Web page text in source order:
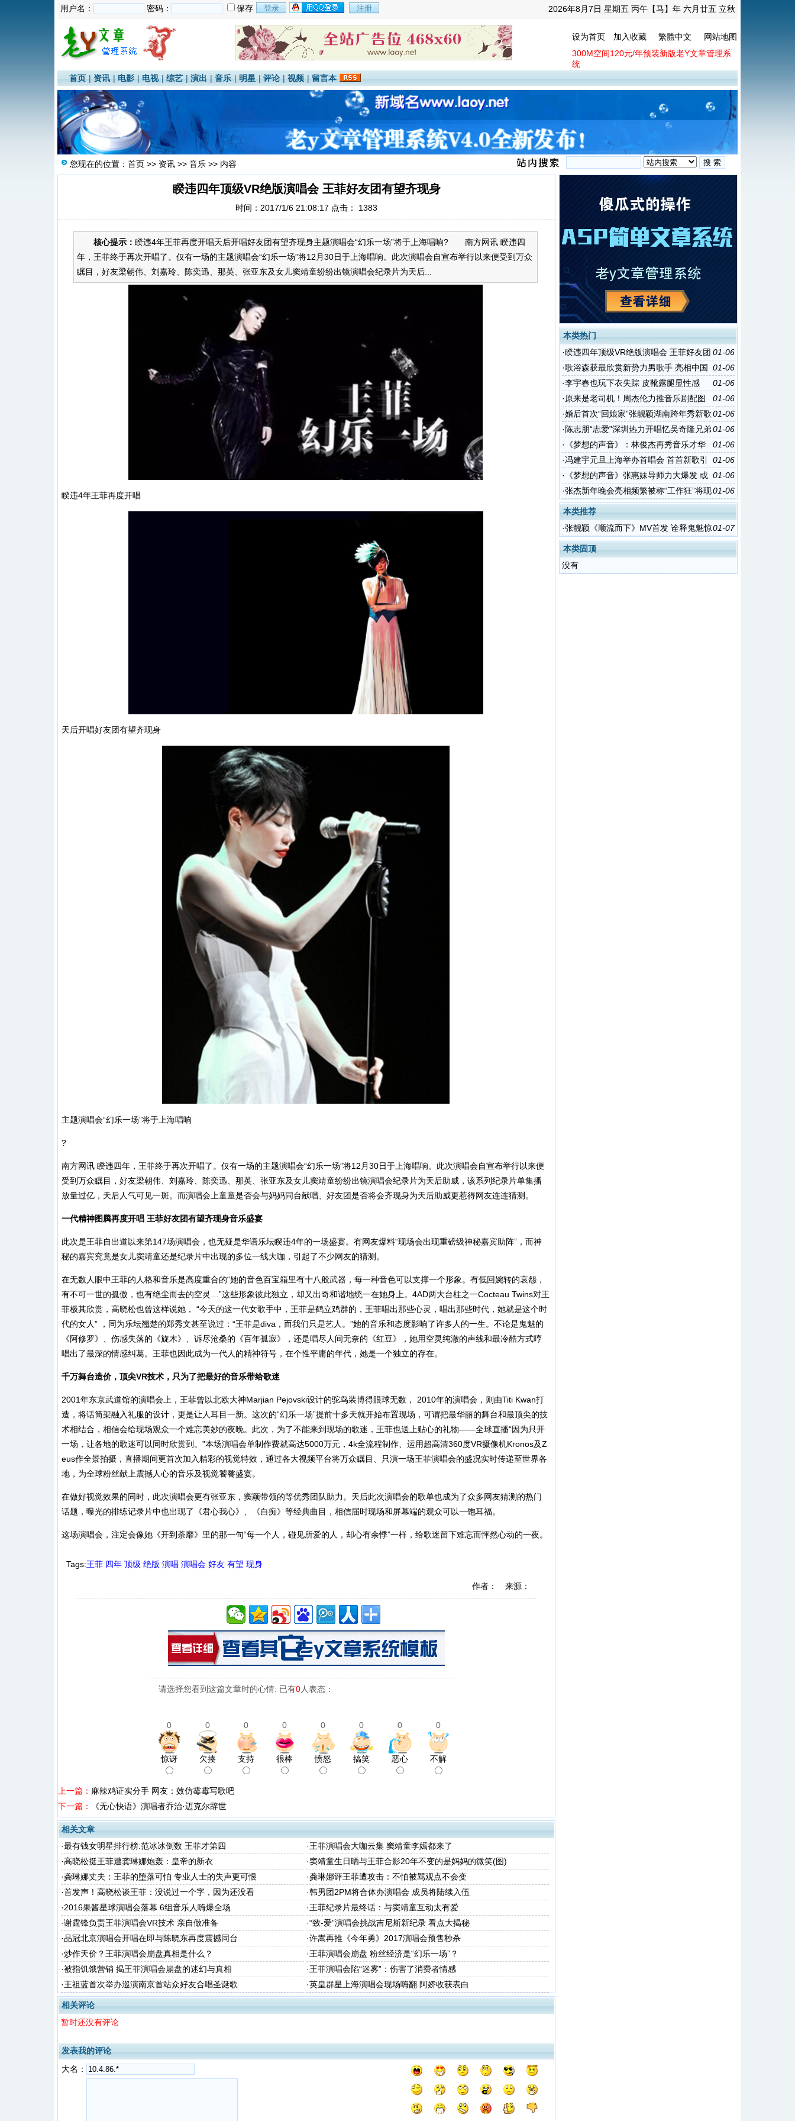
2026年8月7日 星期五 丙午【马】年 六月廿五 立秋
用户名： 密码： 保存
设为首页 加入收藏 繁體中文
网站地图
300M空间120元/年预装新版老Y文章管理系
统
首页 |资讯 |电影 |电视 |综艺 |演出 |音乐 |明星 |评论 |视频 |留言本
您现在的位置： 首页 >> 资讯 >> 音乐 >> 内容
睽违四年顶级VR绝版演唱会 王菲好友团有望齐现身
时间：2017/1/6 21:08:17 点击： 1383
核心提示： 睽违4年王菲再度开唱天后开唱好友团有望齐现身主题演唱会“幻乐一场”将于上海唱响? 南方网讯 睽违四
年，王菲终于再次开唱了。仅有一场的主题演唱会“幻乐一场”将12月30日于上海唱响。此次演唱会自宣布举行以来便受到万众
瞩目，好友梁朝伟、刘嘉玲、陈奕迅、那英、张亚东及女儿窦靖童纷纷出镜演唱会纪录片为天后...
睽违4年王菲再度开唱
天后开唱好友团有望齐现身
主题演唱会“幻乐一场”将于上海唱响
?
南方网讯 睽违四年，王菲终于再次开唱了。仅有一场的主题演唱会“幻乐一场”将12月30日于上海唱响。此次演唱会自宣布举行以来便
受到万众瞩目，好友梁朝伟、刘嘉玲、陈奕迅、那英、张亚东及女儿窦靖童纷纷出镜演唱会纪录片为天后助威，该系列纪录片单集播
放量过亿，天后人气可见一斑。而演唱会上童童是否会与妈妈同台献唱、好友团是否将会齐现身为天后助威更惹得网友连连猜测。
一代精神图腾再度开唱 王菲好友团有望齐现身音乐盛宴
此次是王菲自出道以来第147场演唱会，也无疑是华语乐坛睽违4年的一场盛宴。有网友爆料“现场会出现重磅级神秘嘉宾助阵”，而神
秘的嘉宾究竟是女儿窦靖童还是纪录片中出现的多位一线大咖，引起了不少网友的猜测。
在无数人眼中王菲的人格和音乐是高度重合的“她的音色百宝箱里有十八般武器，每一种音色可以支撑一个形象。有低回婉转的哀怨，
有不可一世的孤傲，也有绝尘而去的空灵…”这些形象彼此独立，却又出奇和谐地统一在她身上。4AD两大台柱之一Cocteau Twins对王
菲极其欣赏，高晓松也曾这样说她， “今天的这一代女歌手中，王菲是鹤立鸡群的，王菲唱出那些心灵，唱出那些时代，她就是这个时
代的女人” ，同为乐坛翘楚的郑秀文甚至说过：“王菲是diva，而我们只是艺人。”她的音乐和态度影响了许多人的一生。不论是鬼魅的
《阿修罗》、伤感失落的《旋木》、诉尽沧桑的《百年孤寂》，还是唱尽人间无奈的《红豆》，她用空灵纯澈的声线和最冷酷方式哼
唱出了最深的情感纠葛。王菲也因此成为一代人的精神符号，在个性平庸的年代，她是一个独立的存在。
千万舞台造价，顶尖VR技术，只为了把最好的音乐带给歌迷
2001年东京武道馆的演唱会上，王菲曾以北欧大神Marjian Pejovski设计的驼鸟装博得眼球无数， 2010年的演唱会，则由Titi Kwan打
造，将话筒架融入礼服的设计，更是让人耳目一新。这次的“幻乐一场”提前十多天就开始布置现场，可谓把最华丽的舞台和最顶尖的技
术相结合，相信会给现场观众一个难忘美妙的夜晚。此次，为了不能来到现场的歌迷，王菲也送上贴心的礼物——全球直播“因为只开
一场，让各地的歌迷可以同时欣赏到。”本场演唱会单制作费就高达5000万元，4k全流程制作、运用超高清360度VR摄像机Kronos及Z
eus作全景拍摄，直播期间更首次加入精彩的视觉特效，通过各大视频平台将万众瞩目、只演一场王菲演唱会的盛况实时传递至世界各
地，为全球粉丝献上震撼人心的音乐及视觉饕餮盛宴。
在做好视觉效果的同时，此次演唱会更有张亚东，窦颖带领的等优秀团队助力。天后此次演唱会的歌单也成为了众多网友猜测的热门
话题，曝光的排练记录片中也出现了《君心我心》、《白痴》等经典曲目，相信届时现场和屏幕端的观众可以一饱耳福。
这场演唱会，注定会像她《开到荼靡》里的那一句“每一个人，碰见所爱的人，却心有余悸”一样，给歌迷留下难忘而怦然心动的一夜。
Tags:王菲 四年 顶级 绝版 演唱 演唱会 好友 有望 现身
作者： 来源：
请选择您看到这篇文章时的心情: 已有0人表态：
0 0 0 0 0 0 0 0
惊讶 欠揍 支持 很棒 愤怒 搞笑 恶心 不解
上一篇： 麻辣鸡证实分手 网友：效仿霉霉写歌吧
下一篇：
《无心快语》演唱者乔治·迈克尔辞世
相关文章
·最有钱女明星排行榜:范冰冰倒数 王菲才第四 ·王菲演唱会大咖云集 窦靖童李嫣都来了
·高晓松挺王菲遭龚琳娜炮轰：皇帝的新衣 ·窦靖童生日晒与王菲合影20年不变的是妈妈的微笑(图)
·龚琳娜丈夫：王菲的堕落可怕 专业人士的失声更可恨 ·龚琳娜评王菲遭攻击：不怕被骂观点不会变
·首发声！高晓松谈王菲：没说过一个字，因为还没看 ·韩男团2PM将合体办演唱会 成员将陆续入伍
·2016果酱星球演唱会落幕 6组音乐人嗨爆全场 ·王菲纪录片最终话：与窦靖童互动太有爱
·谢霆锋负责王菲演唱会VR技术 亲自做准备 ·“致-爱”演唱会挑战吉尼斯新纪录 看点大揭秘
·品冠北京演唱会开唱在即与陈晓东再度震撼同台 ·许嵩再推《今年勇》2017演唱会预售秒杀
·炒作天价？王菲演唱会崩盘真相是什么？ ·王菲演唱会崩盘 粉丝经济是“幻乐一场”？
·被指饥饿营销 揭王菲演唱会崩盘的迷幻与真相 ·王菲演唱会陷“迷雾”：伤害了消费者情感
·王祖蓝首次举办巡演南京首站众好友合唱圣诞歌 ·英皇群星上海演唱会现场嗨翻 阿娇收获表白
相关评论
暂时还没有评论
发表我的评论
大名：
本类热门
01-06
·睽违四年顶级VR绝版演唱会 王菲好友团
有望齐现身
01-06
·歌浴森获最欣赏新势力男歌手 亮相中国
新歌榜
01-06
·李宇春也玩下衣失踪 皮靴露腿显性感
01-06
· 原来是老司机！周杰伦力推音乐剧配图
超污
01-06
·婚后首次“回娘家”张靓颖湖南跨年秀新歌
01-06
· 陈志朋“志爱”深圳热力开唱忆吴奇隆兄弟
情当众洒泪
01-06
·
《梦想的声音》：林俊杰再秀音乐才华
玩转摇滚曲风
01-06
·冯建宇元旦上海举办首唱会 首首新歌引
爆“最好的时光”
01-06
·
《梦想的声音》张惠妹导师力大爆发 或
将翻唱童年神曲《千年等一回》
01-06
·张杰新年晚会亮相频繁被称“工作狂”将现
身深圳
本类推荐
01-07
·张靓颖《顺流而下》MV首发 诠释鬼魅惊
奇
本类固顶
没有